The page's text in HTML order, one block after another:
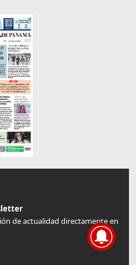
de actualidad directamente en